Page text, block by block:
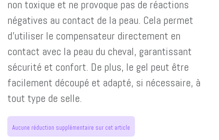
non toxique et ne provoque pas de réactions
négatives au contact de la peau. Cela permet
d’utiliser le compensateur directement en
contact avec la peau du cheval, garantissant
sécurité et confort. De plus, le gel peut être
facilement découpé et adapté, si nécessaire, à
tout type de selle.
Aucune réduction supplémentaire sur cet article